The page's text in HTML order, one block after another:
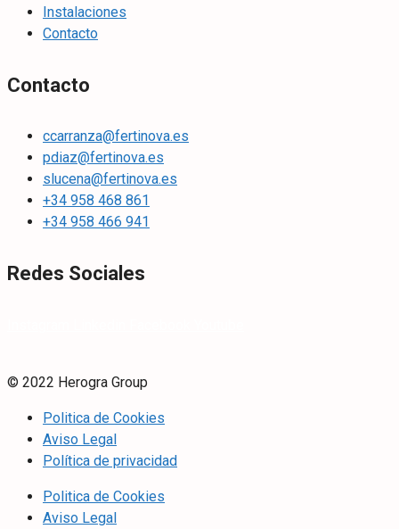
Instalaciones
Contacto
Contacto
ccarranza@fertinova.es
pdiaz@fertinova.es
slucena@fertinova.es
+34 958 468 861
+34 958 466 941
Redes Sociales
© 2022 Herogra Group
Politica de Cookies
Aviso Legal
Política de privacidad
Politica de Cookies
Aviso Legal